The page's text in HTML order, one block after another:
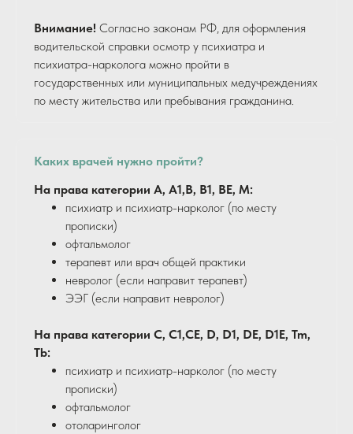
Внимание! Согласно законам РФ, для оформления
водительской справки осмотр у психиатра и
психиатра-нарколога можно пройти в
государственных или муниципальных медучреждениях
по месту жительства или пребывания гражданина.
Каких врачей нужно пройти?
На права категории А, А1,В, В1, ВЕ, М:
психиатр и психиатр-нарколог (по месту
прописки)
офтальмолог
терапевт или врач общей практики
невролог (если направит терапевт)
ЭЭГ (если направит невролог)
На права категории С, С1,СЕ, D, D1, DЕ, D1E, Tm,
Tb:
психиатр и психиатр-нарколог (по месту
прописки)
офтальмолог
отоларинголог